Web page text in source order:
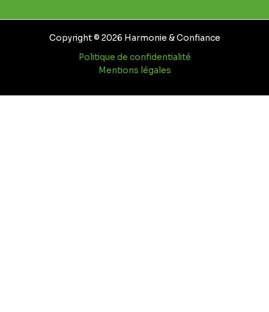
Copyright © 2026 Harmonie & Confiance
Politique de confidentialité
Mentions légales